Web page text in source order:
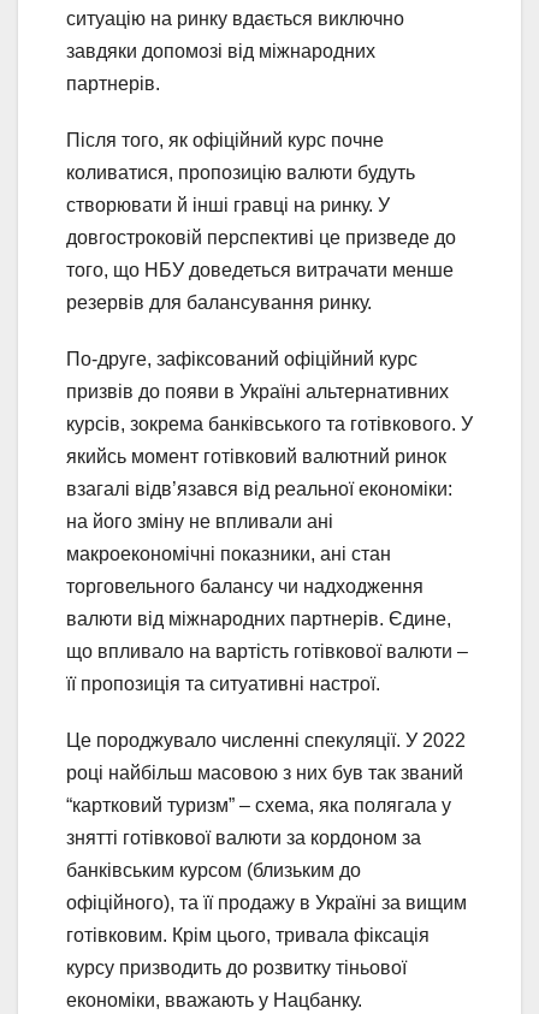
ситуацію на ринку вдається виключно
завдяки допомозі від міжнародних
партнерів.
Після того, як офіційний курс почне
коливатися, пропозицію валюти будуть
створювати й інші гравці на ринку. У
довгостроковій перспективі це призведе до
того, що НБУ доведеться витрачати менше
резервів для балансування ринку.
По-друге, зафіксований офіційний курс
призвів до появи в Україні альтернативних
курсів, зокрема банківського та готівкового. У
якийсь момент готівковий валютний ринок
взагалі відв’язався від реальної економіки:
на його зміну не впливали ані
макроекономічні показники, ані стан
торговельного балансу чи надходження
валюти від міжнародних партнерів. Єдине,
що впливало на вартість готівкової валюти –
її пропозиція та ситуативні настрої.
Це породжувало численні спекуляції. У 2022
році найбільш масовою з них був так званий
“картковий туризм” – схема, яка полягала у
знятті готівкової валюти за кордоном за
банківським курсом (близьким до
офіційного), та її продажу в Україні за вищим
готівковим. Крім цього, тривала фіксація
курсу призводить до розвитку тіньової
економіки, вважають у Нацбанку.